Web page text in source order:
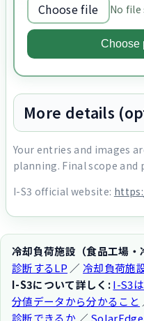
Choose file
No file
Choose
More details
Your entries and images
planning. Final scope
I-S3 official website:
冷却負荷施設（食品工場
診断するLP ／冷却負荷施
I-S3について詳しく:I-S3
分値データから分かること
診断できるか ／